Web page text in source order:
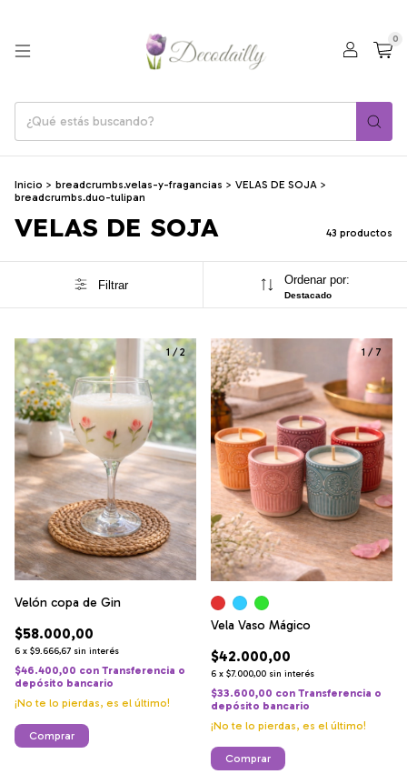
0
Inicio > breadcrumbs.velas-y-fragancias > VELAS DE SOJA >
breadcrumbs.duo-tulipan
VELAS DE SOJA 43 productos
Filtrar Ordenar por:
Destacado
1/2
Velón copa de Gin
$58.000,00
6 x $9.666,67 sin interés
$46.400,00 con Transferencia o
depósito bancario
¡No te lo pierdas, es el último!
Comprar
1 / 7
Vela Vaso Mágico
$42.000,00
6 x $7.000,00 sin interés
$33.600,00 con Transferencia o
depósito bancario
¡No te lo pierdas, es el último!
Comprar